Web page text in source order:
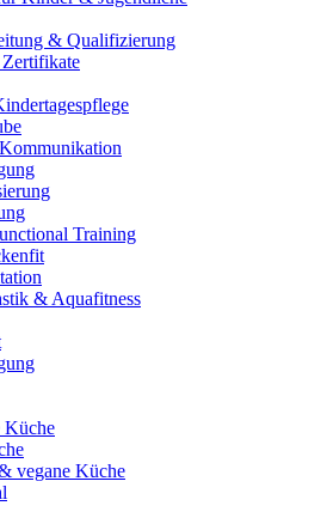
& Qualifizierung
Training
& Aquafitness
Küche
vegane Küche